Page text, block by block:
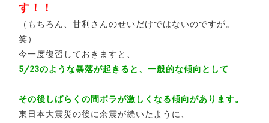
す！！
（もちろん、甘利さんのせいだけではないのですが。
笑）
今一度復習しておきますと、
5/23のような暴落が起きると、一般的な傾向として
その後しばらくの間ボラが激しくなる傾向があります。
東日本大震災の後に余震が続いたように、